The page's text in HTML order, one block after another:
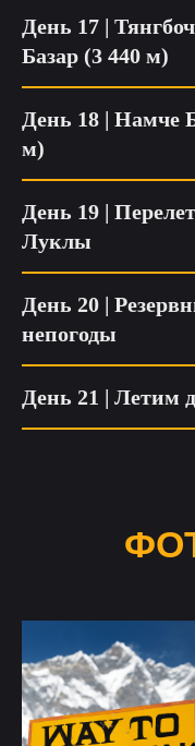
День 17 |
Базар (3 440 м)
День 18 | Намче
м)
День 19 |
Луклы
День 20 |
непогоды
День 21 | Летим